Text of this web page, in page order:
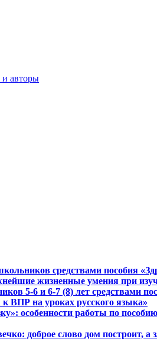
и авторы
средствами пособия
жизненные умения при
5-6 и 6-7 (8) лет средствами
ВПР на уроках русского языка»
особенности работы по
доброе слово дом построит,